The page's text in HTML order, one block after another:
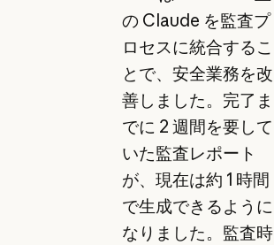
の Claude を監査プ
ロセスに統合するこ
とで、安全業務を改
善しました。完了ま
でに 2 週間を要して
いた監査レポート
が、現在は約 1 時間
で生成できるように
なりました。監査時